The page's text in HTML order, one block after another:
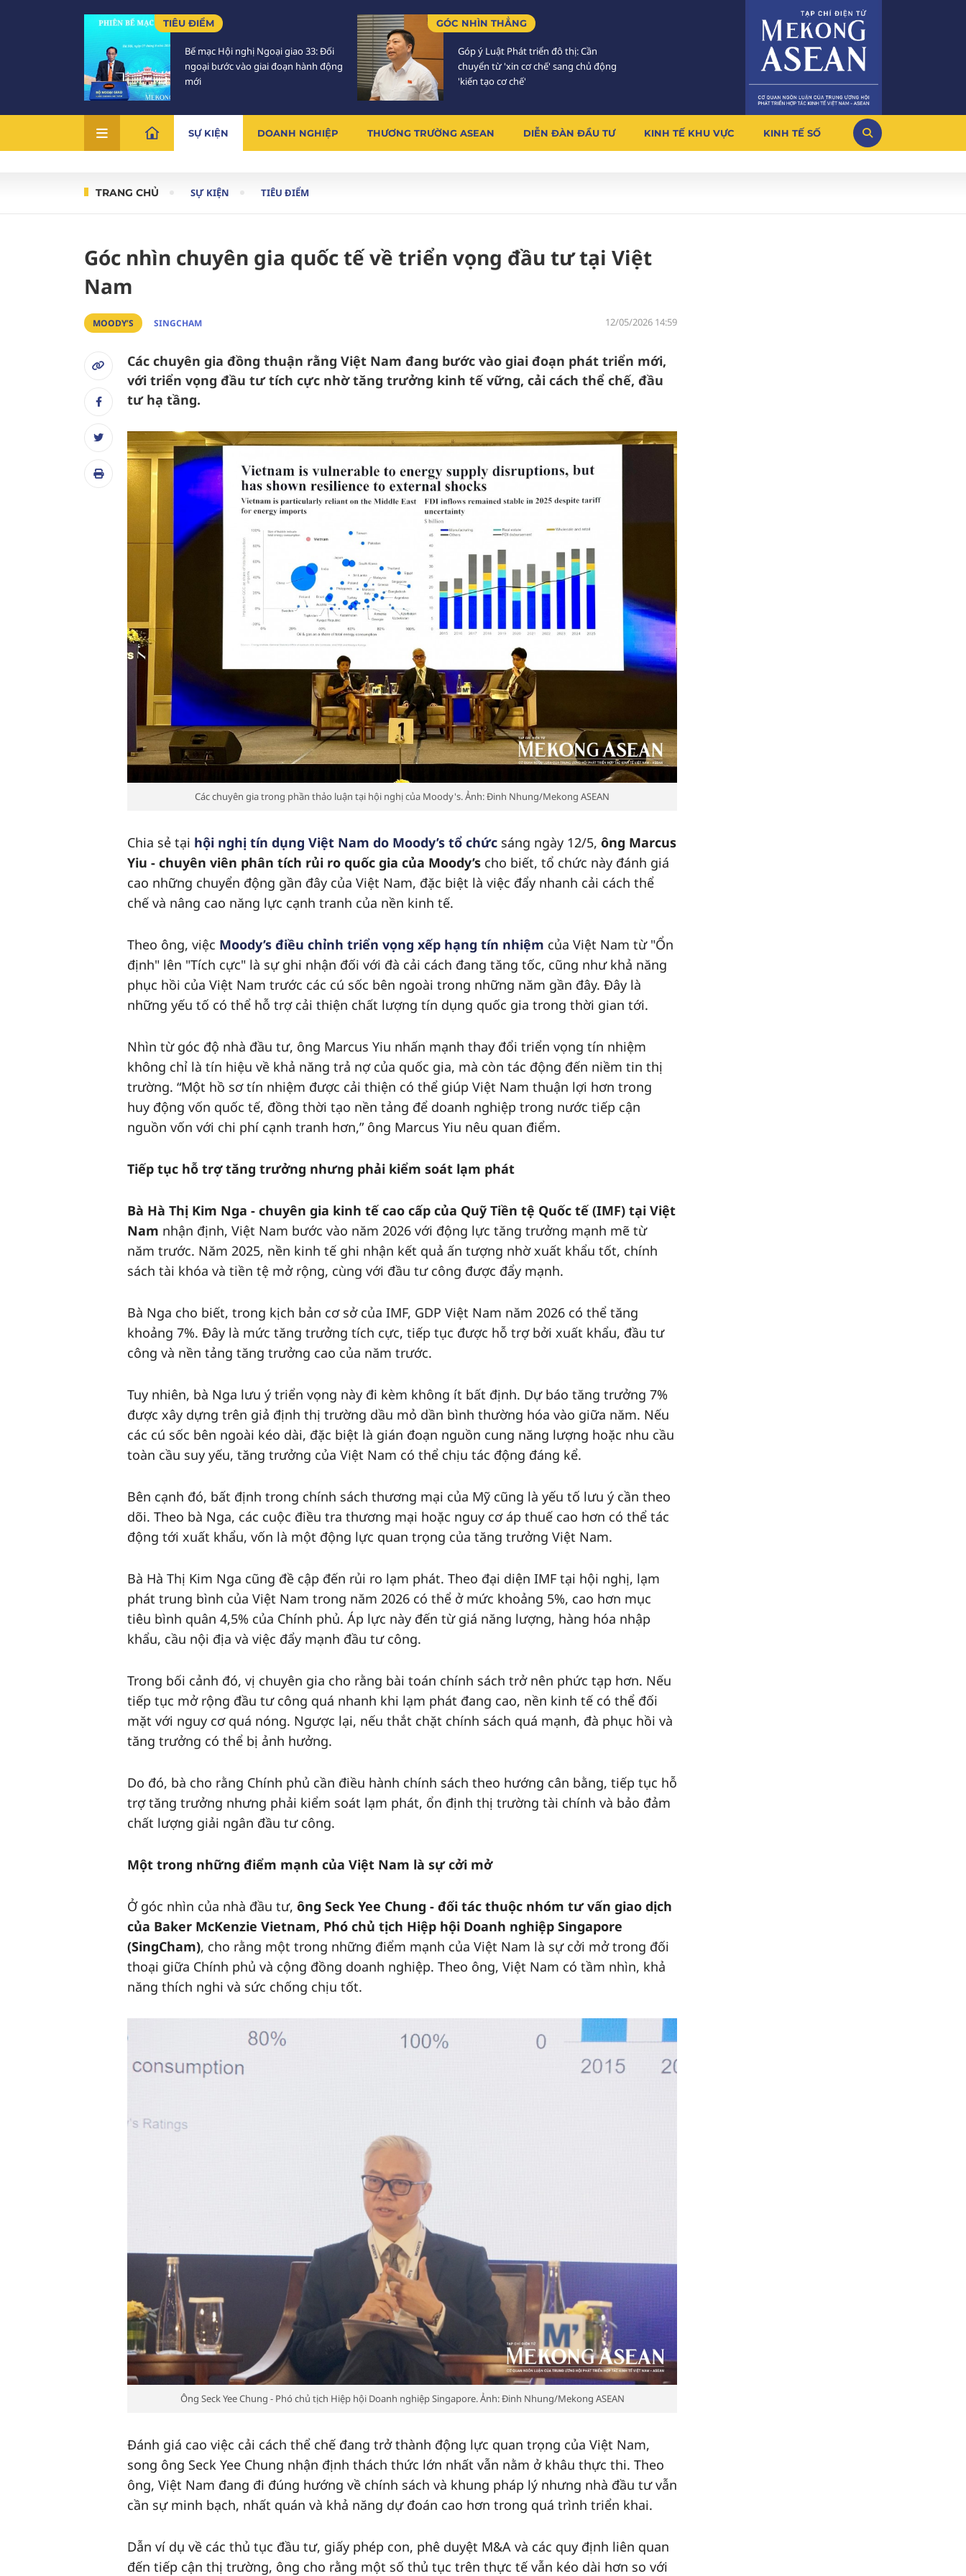
TIÊU ĐIỂM
Bế mạc Hội nghị Ngoại giao 33: Đối
ngoại bước vào giai đoạn hành động
mới
GÓC NHÌN THẲNG
Góp ý Luật Phát triển đô thị: Cần
chuyển từ 'xin cơ chế' sang chủ động
'kiến tạo cơ chế'
SỰ KIỆN DOANH NGHIỆP THƯƠNG TRƯỜNG ASEAN DIỄN ĐÀN ĐẦU TƯ KINH TẾ KHU VỰC KINH TẾ SỐ
TRANG CHỦ SỰ KIỆN TIÊU ĐIỂM
Góc nhìn chuyên gia quốc tế về triển vọng đầu tư tại Việt
Nam
MOODY’S SINGCHAM 12/05/2026 14:59
Các chuyên gia đồng thuận rằng Việt Nam đang bước vào giai đoạn phát triển mới,
với triển vọng đầu tư tích cực nhờ tăng trưởng kinh tế vững, cải cách thể chế, đầu
tư hạ tầng.
Các chuyên gia trong phần thảo luận tại hội nghị của Moody's. Ảnh: Đinh Nhung/Mekong ASEAN
Chia sẻ tại hội nghị tín dụng Việt Nam do Moody’s tổ chức sáng ngày 12/5, ông Marcus
Yiu - chuyên viên phân tích rủi ro quốc gia của Moody’s cho biết, tổ chức này đánh giá
cao những chuyển động gần đây của Việt Nam, đặc biệt là việc đẩy nhanh cải cách thể
chế và nâng cao năng lực cạnh tranh của nền kinh tế.
Theo ông, việc Moody’s điều chỉnh triển vọng xếp hạng tín nhiệm của Việt Nam từ "Ổn
định" lên "Tích cực" là sự ghi nhận đối với đà cải cách đang tăng tốc, cũng như khả năng
phục hồi của Việt Nam trước các cú sốc bên ngoài trong những năm gần đây. Đây là
những yếu tố có thể hỗ trợ cải thiện chất lượng tín dụng quốc gia trong thời gian tới.
Nhìn từ góc độ nhà đầu tư, ông Marcus Yiu nhấn mạnh thay đổi triển vọng tín nhiệm
không chỉ là tín hiệu về khả năng trả nợ của quốc gia, mà còn tác động đến niềm tin thị
trường. “Một hồ sơ tín nhiệm được cải thiện có thể giúp Việt Nam thuận lợi hơn trong
huy động vốn quốc tế, đồng thời tạo nền tảng để doanh nghiệp trong nước tiếp cận
nguồn vốn với chi phí cạnh tranh hơn,” ông Marcus Yiu nêu quan điểm.
Tiếp tục hỗ trợ tăng trưởng nhưng phải kiểm soát lạm phát
Bà Hà Thị Kim Nga - chuyên gia kinh tế cao cấp của Quỹ Tiền tệ Quốc tế (IMF) tại Việt
Nam nhận định, Việt Nam bước vào năm 2026 với động lực tăng trưởng mạnh mẽ từ
năm trước. Năm 2025, nền kinh tế ghi nhận kết quả ấn tượng nhờ xuất khẩu tốt, chính
sách tài khóa và tiền tệ mở rộng, cùng với đầu tư công được đẩy mạnh.
Bà Nga cho biết, trong kịch bản cơ sở của IMF, GDP Việt Nam năm 2026 có thể tăng
khoảng 7%. Đây là mức tăng trưởng tích cực, tiếp tục được hỗ trợ bởi xuất khẩu, đầu tư
công và nền tảng tăng trưởng cao của năm trước.
Tuy nhiên, bà Nga lưu ý triển vọng này đi kèm không ít bất định. Dự báo tăng trưởng 7%
được xây dựng trên giả định thị trường dầu mỏ dần bình thường hóa vào giữa năm. Nếu
các cú sốc bên ngoài kéo dài, đặc biệt là gián đoạn nguồn cung năng lượng hoặc nhu cầu
toàn cầu suy yếu, tăng trưởng của Việt Nam có thể chịu tác động đáng kể.
Bên cạnh đó, bất định trong chính sách thương mại của Mỹ cũng là yếu tố lưu ý cần theo
dõi. Theo bà Nga, các cuộc điều tra thương mại hoặc nguy cơ áp thuế cao hơn có thể tác
động tới xuất khẩu, vốn là một động lực quan trọng của tăng trưởng Việt Nam.
Bà Hà Thị Kim Nga cũng đề cập đến rủi ro lạm phát. Theo đại diện IMF tại hội nghị, lạm
phát trung bình của Việt Nam trong năm 2026 có thể ở mức khoảng 5%, cao hơn mục
tiêu bình quân 4,5% của Chính phủ. Áp lực này đến từ giá năng lượng, hàng hóa nhập
khẩu, cầu nội địa và việc đẩy mạnh đầu tư công.
Trong bối cảnh đó, vị chuyên gia cho rằng bài toán chính sách trở nên phức tạp hơn. Nếu
tiếp tục mở rộng đầu tư công quá nhanh khi lạm phát đang cao, nền kinh tế có thể đối
mặt với nguy cơ quá nóng. Ngược lại, nếu thắt chặt chính sách quá mạnh, đà phục hồi và
tăng trưởng có thể bị ảnh hưởng.
Do đó, bà cho rằng Chính phủ cần điều hành chính sách theo hướng cân bằng, tiếp tục hỗ
trợ tăng trưởng nhưng phải kiểm soát lạm phát, ổn định thị trường tài chính và bảo đảm
chất lượng giải ngân đầu tư công.
Một trong những điểm mạnh của Việt Nam là sự cởi mở
Ở góc nhìn của nhà đầu tư, ông Seck Yee Chung - đối tác thuộc nhóm tư vấn giao dịch
của Baker McKenzie Vietnam, Phó chủ tịch Hiệp hội Doanh nghiệp Singapore
(SingCham), cho rằng một trong những điểm mạnh của Việt Nam là sự cởi mở trong đối
thoại giữa Chính phủ và cộng đồng doanh nghiệp. Theo ông, Việt Nam có tầm nhìn, khả
năng thích nghi và sức chống chịu tốt.
Ông Seck Yee Chung - Phó chủ tịch Hiệp hội Doanh nghiệp Singapore. Ảnh: Đinh Nhung/Mekong ASEAN
Đánh giá cao việc cải cách thể chế đang trở thành động lực quan trọng của Việt Nam,
song ông Seck Yee Chung nhận định thách thức lớn nhất vẫn nằm ở khâu thực thi. Theo
ông, Việt Nam đang đi đúng hướng về chính sách và khung pháp lý nhưng nhà đầu tư vẫn
cần sự minh bạch, nhất quán và khả năng dự đoán cao hơn trong quá trình triển khai.
Dẫn ví dụ về các thủ tục đầu tư, giấy phép con, phê duyệt M&A và các quy định liên quan
đến tiếp cận thị trường, ông cho rằng một số thủ tục trên thực tế vẫn kéo dài hơn so với